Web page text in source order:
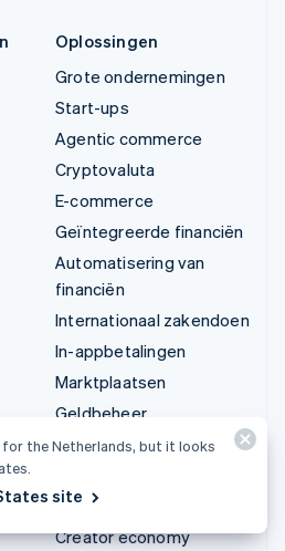
Oplossingen
Grote ondernemingen
Start-ups
Agentic commerce
Cryptovaluta
E-commerce
Geïntegreerde financiën
Automatisering van
financiën
Internationaal zakendoen
In-appbetalingen
Marktplaatsen
Geldbeheer
Platforms
AI-bedrijven
Creator economy
for the Netherlands, but it looks
site